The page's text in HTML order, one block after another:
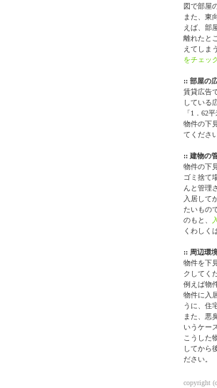
図で部屋
また、東
えば、部
離れたと
えてしま
をチェッ
:: 部屋の
賃貸広告
している
「1．62
物件の下
てくださ
:: 建物の
物件の下
ゴミ捨て
んと管理
入居して
たいもの
のもと、
くわしく
:: 周辺環
物件を下
クしてく
例えば物
物件に入
うに、住
また、悪
いうケー
こうした
してから
ださい。
copyright